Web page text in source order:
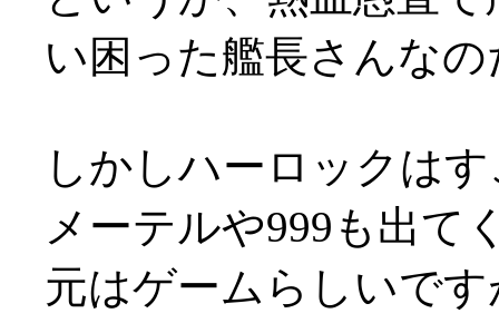
い困った艦長さんな
しかしハーロックは
メーテルや999も出て
元はゲームらしいで